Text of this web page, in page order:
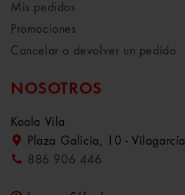
Mis pedidos
Promociones
Cancelar o devolver un pedido
NOSOTROS
Koala Vila
Plaza Galicia, 10 - Vilagarcía
886 906 446